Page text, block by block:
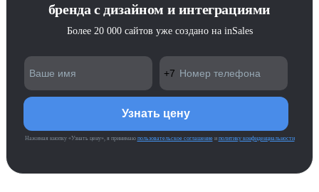
бренда с дизайном и интеграциями
Более 20 000 сайтов уже создано на inSales
Нажимая кнопку «Узнать цену», я принимаю пользовательское соглашениеи политику конфиденциальности